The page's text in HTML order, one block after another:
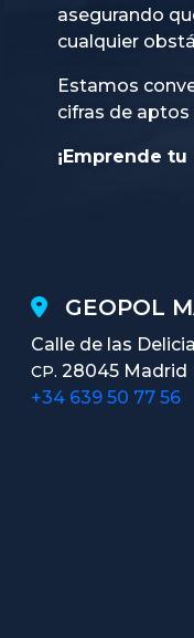
asegurando
cualquier
Estamos
cifras de
¡Emprende
GEOPOL
Calle de las
CP. 28045 Madrid
+34 639 50 77 56